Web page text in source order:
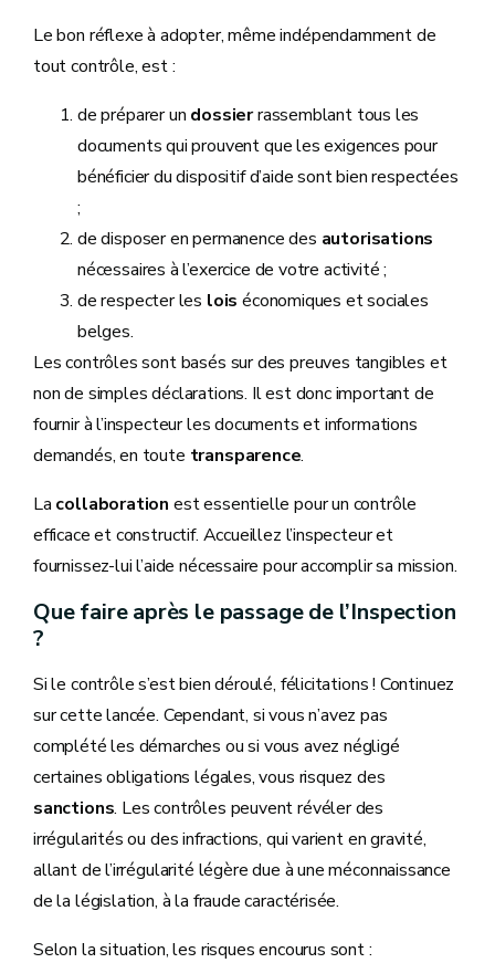
Le bon réflexe à adopter, même indépendamment de
tout contrôle, est :
de préparer un dossierrassemblant tous les
documents qui prouvent que les exigences pour
bénéficier du dispositif d’aide sont bien respectées
;
de disposer en permanence des autorisations
nécessaires à l’exercice de votre activité ;
de respecter les loiséconomiques et sociales
belges.
Les contrôles sont basés sur des preuves tangibles et
non de simples déclarations. Il est donc important de
fournir à l’inspecteur les documents et informations
demandés, en toute transparence.
La collaboration est essentielle pour un contrôle
efficace et constructif. Accueillez l’inspecteur et
fournissez-lui l’aide nécessaire pour accomplir sa mission.
Que faire après le passage de l’Inspection
?
Si le contrôle s’est bien déroulé, félicitations ! Continuez
sur cette lancée. Cependant, si vous n’avez pas
complété les démarches ou si vous avez négligé
certaines obligations légales, vous risquez des
sanctions. Les contrôles peuvent révéler des
irrégularités ou des infractions, qui varient en gravité,
allant de l’irrégularité légère due à une méconnaissance
de la législation, à la fraude caractérisée.
Selon la situation, les risques encourus sont :